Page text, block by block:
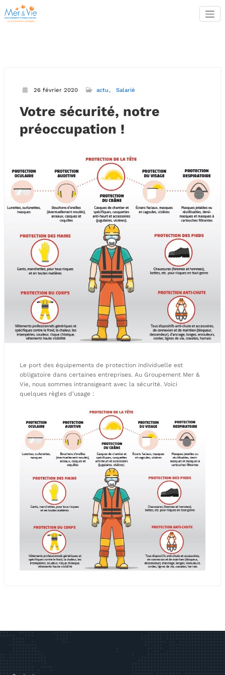
au
contenu
26 février 2020 actu Salarié
Votre sécurité, notre
préoccupation !
Le port des équipements de protection individuelle est
obligatoire dans certaines entreprises. Au Groupement Mer &
Vie, nous sommes intransigeant avec la sécurité. Voici
quelques règles d’usage :